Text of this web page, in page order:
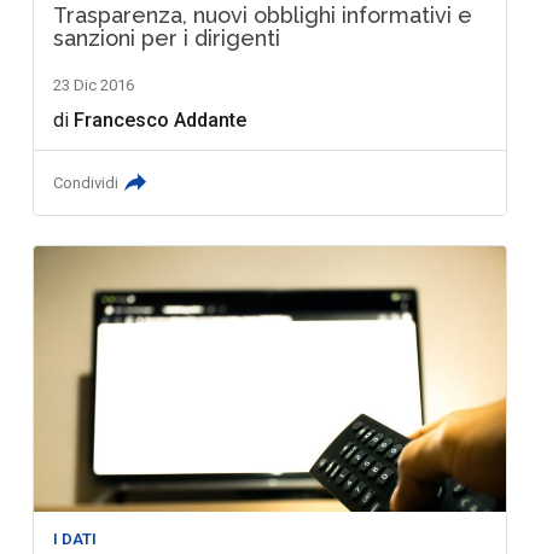
Trasparenza, nuovi obblighi informativi e
sanzioni per i dirigenti
23 Dic 2016
di Francesco Addante
Condividi
I DATI